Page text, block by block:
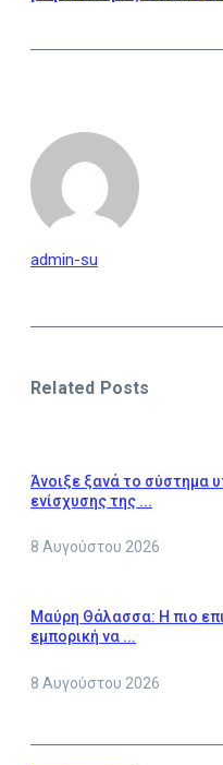
admin-su
Related Posts
Άνοιξε ξανά το σύστημα
ενίσχυσης της ...
8 Αυγούστου 2026
Μαύρη Θάλασσα: Η πιο
εμπορική να ...
8 Αυγούστου 2026